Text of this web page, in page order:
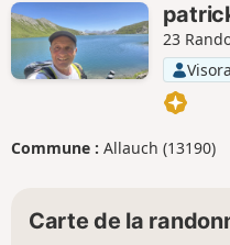
23
Commune : Allauch (13190)
Carte de la